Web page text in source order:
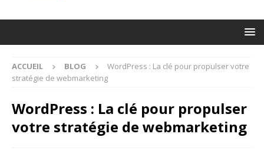
ACCUEIL BLOG
WordPress : La clé pour propulser votre
stratégie de webmarketing
WordPress : La clé pour propulser
votre stratégie de webmarketing